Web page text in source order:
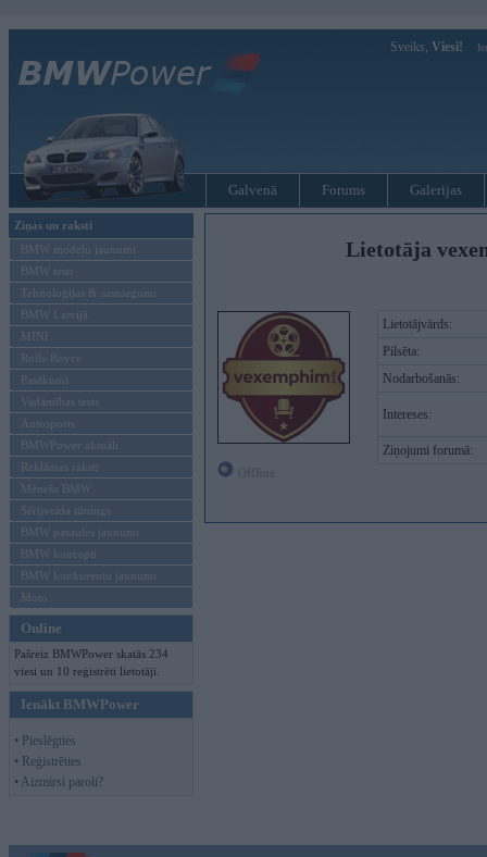
Sveiks, Viesi!
Galvenā Forums Galerijas
Ziņas un raksti
BMW modeļu jaunumi
BMW testi
Tehnoloģijas & sasniegumi
BMW Latvijā
MINI
Rolls-Royce
Pasākumi
Vadāmības tests
Autosports
BMWPower aktuāli
Reklāmas raksti
Mēneša BMW
Sērijveida tūnings
BMW pasaules jaunumi
BMW koncepti
BMW konkurentu jaunumi
Moto
Online
Pašreiz BMWPower skatās 234
viesi un 10 reģistrēti lietotāji.
Ienākt BMWPower
• Pieslēgties
• Reģistrēties
• Aizmirsi paroli?
Lietotāja
Lietotājvārds:
Pilsēta:
Nodarbošanās:
Intereses:
Ziņojumi forumā: